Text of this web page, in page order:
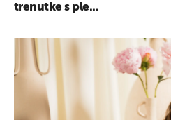
trenutke s ple...